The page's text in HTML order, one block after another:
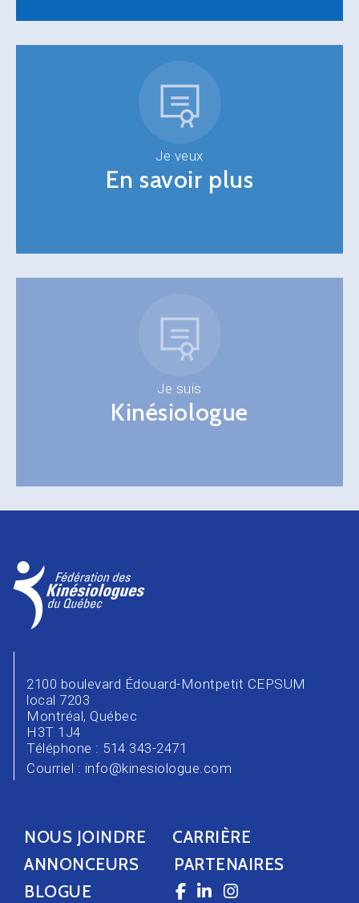
Je veux
En savoir plus
Je suis
Kinésiologue
2100 boulevard Édouard-Montpetit CEPSUM
local 7203
Montréal, Québec
H3T 1J4
Téléphone : 514 343-2471
Courriel : info@kinesiologue.com
NOUS JOINDRE
CARRIÈRE
ANNONCEURS
PARTENAIRES
BLOGUE